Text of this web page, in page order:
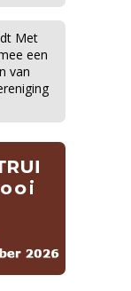
Met
een
van